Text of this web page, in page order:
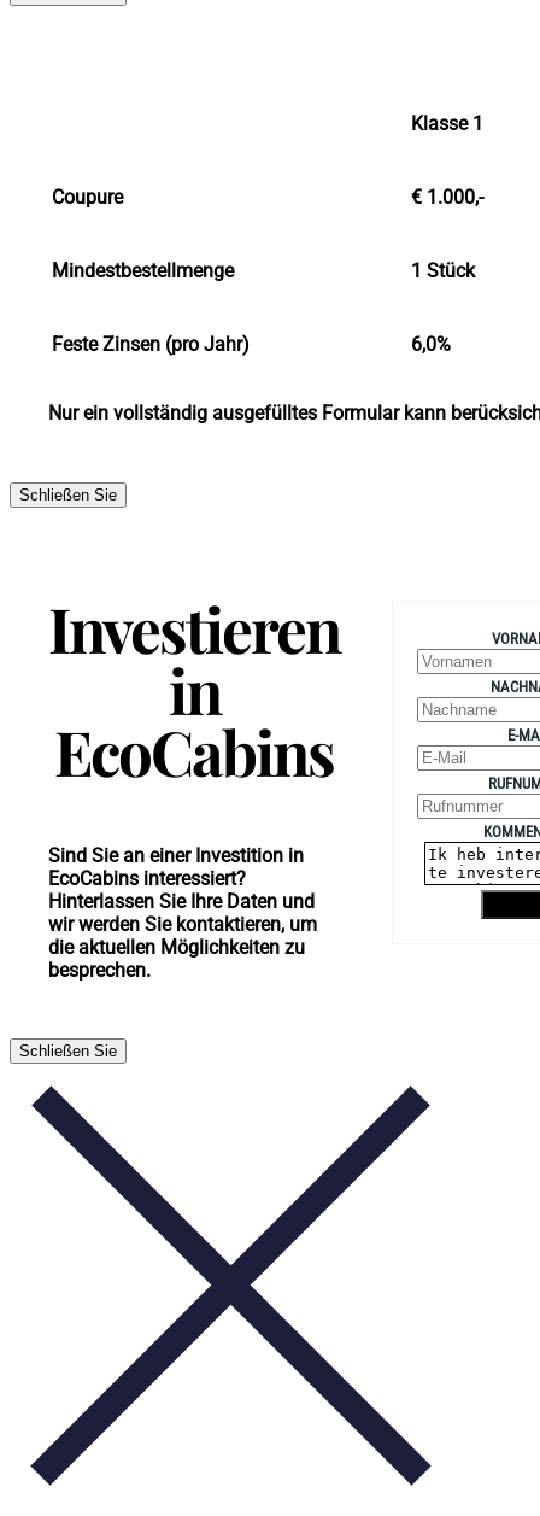
Klasse 1
Coupure € 1.000,-
Mindestbestellmenge 1 Stück
Feste Zinsen (pro Jahr) 6,0%
Nur ein vollständig ausgefülltes Formular kann
Schließen Sie
Investieren
in
EcoCabins
Sind Sie an einer Investition in
EcoCabins interessiert?
Hinterlassen Sie Ihre Daten und
wir werden Sie kontaktieren, um
die aktuellen Möglichkeiten zu
besprechen.
E-
Schließen Sie